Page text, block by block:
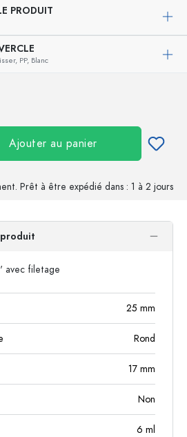
PRODUIT
PP, Blanc
Ajouter au panier
Prêt à être expédié dans : 1 à 2 jours
avec filetage
25 mm
Rond
17 mm
Non
6 ml